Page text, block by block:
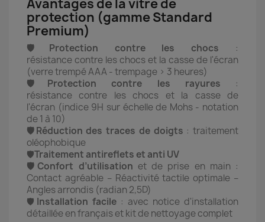
Avantages de la vitre de
protection (gamme Standard
Premium)
🛡️Protection contre les chocs :
résistance contre les chocs et la casse de l'écran
(verre trempé AAA - trempage > 3 heures)
🛡️Protection contre les rayures :
résistance contre les chocs et la casse de
l'écran (indice 9H sur échelle de Mohs - notation
de 1 à 10)
🛡️Réduction des traces de doigts : traitement
oléophobique
🛡️Traitement antireflets et anti UV
🛡️Confort d’utilisation et de prise en main :
Contact agréable – Réactivité tactile optimale –
Angles arrondis (radian 2,5D)
🛡️ Installation facile : avec notice d'installation
détaillée en français et kit de nettoyage complet